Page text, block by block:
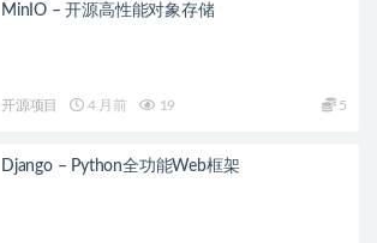
MinIO – 开源高性能对象存储
开源项目 4 月前 19 5
Django – Python全功能Web框架